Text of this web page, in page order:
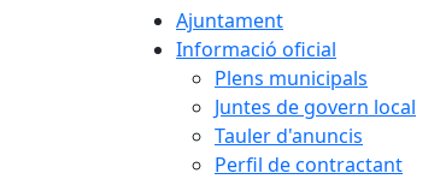
Ajuntament
Informació oficial
Plens municipals
Juntes de govern local
Tauler d'anuncis
Perfil de contractant